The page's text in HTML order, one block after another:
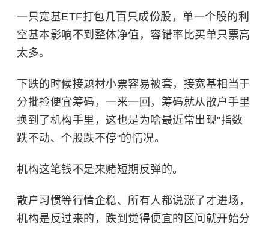
一只宽基ETF打包几百只成份股，单一个股的利
空基本影响不到整体净值，容错率比买单只票高
太多。
下跌的时候接题材小票容易被套，接宽基相当于
分批捡便宜筹码，一来一回，筹码就从散户手里
换到了机构手里，这也是为啥最近常出现"指数
跌不动、个股跌不停"的情况。
机构这笔钱不是来赌短期反弹的。
散户习惯等行情企稳、所有人都说涨了才进场，
机构是反过来的，跌到觉得便宜的区间就开始分